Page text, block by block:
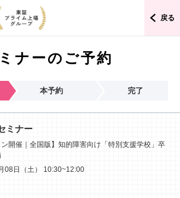
戻る
ナーのご予約
本予約 完了
ミナー
ン開催｜全国版】知的障害向け「特別支援学校」卒
08日（土） 10:30~12:00